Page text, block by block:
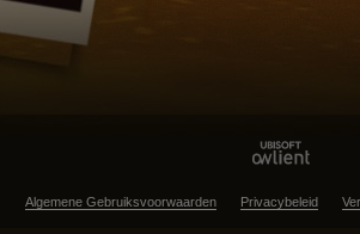
Algemene Gebruiksvoorwaarden Privacybeleid